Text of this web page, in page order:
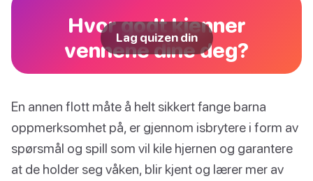
Hvor godt kjenner
vennene dine deg?
Lag quizen din
En annen flott måte å helt sikkert fange barna
oppmerksomhet på, er gjennom isbrytere i form av
spørsmål og spill som vil kile hjernen og garantere
at de holder seg våken, blir kjent og lærer mer av